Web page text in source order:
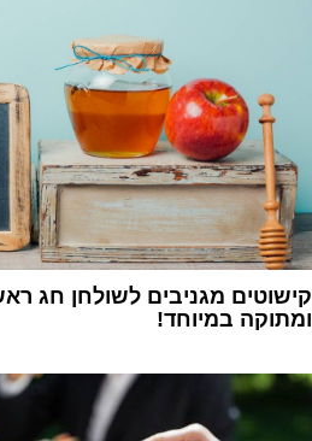
קישוטים מגניבים לשולחן חג
ומתוקה במיוחד!